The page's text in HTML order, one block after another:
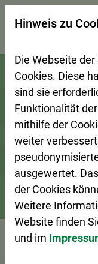
Zur Startseite
Zum Seitenanfang
Zur Navigation/Menü
Zur Suche springen
Zum Inhalt springen
Zum Fußbereich
Bürgerservice
Vorlesen
Hinweis zu
Die Webseite
Cookies. Diese
sind sie
Funktionalität
mithilfe der
weiter
ausgewertet.
der Cookies
Weitere
Website finden
und im